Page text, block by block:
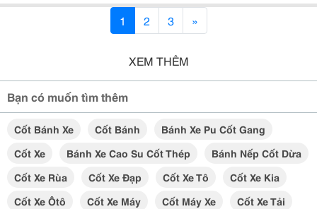
1 2 3 »
XEM THÊM
Bạn có muốn tìm thêm
Cốt Bánh Xe Cốt Bánh
Bánh Xe Pu Cốt Gang
Cốt Xe
Bánh Xe Cao Su Cốt Thép
Bánh Nếp Cốt Dừa
Cốt Xe Rùa
Cốt Xe Đạp Cốt Xe Tô
Cốt Xe Kia
Cốt Xe Ôtô
Cốt Xe Máy Cốt Máy Xe
Cốt Xe Tải